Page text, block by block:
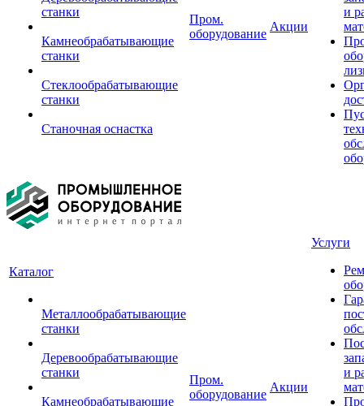
станки
Камнеобрабатывающие
станки
Стеклообрабатывающие
станки
Станочная оснастка
Пром.
оборудование
Акции
и
Каталог
Металлообрабатывающие
станки
Деревообрабатывающие
станки
Камнеобрабатывающие
Пром.
оборудование
Акции
Услуги
и